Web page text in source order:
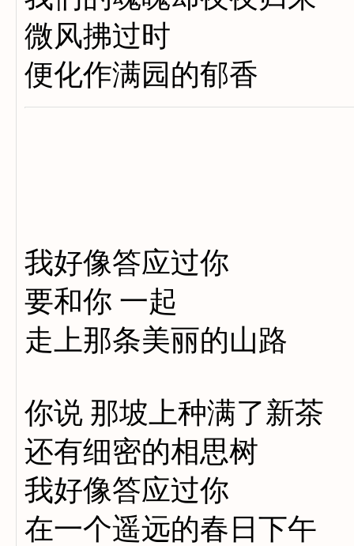
微风拂过时
便化作满园的郁香
我好像答应过你
要和你 一起
走上那条美丽的山路
你说 那坡上种满了新茶
还有细密的相思树
我好像答应过你
在一个遥远的春日下午